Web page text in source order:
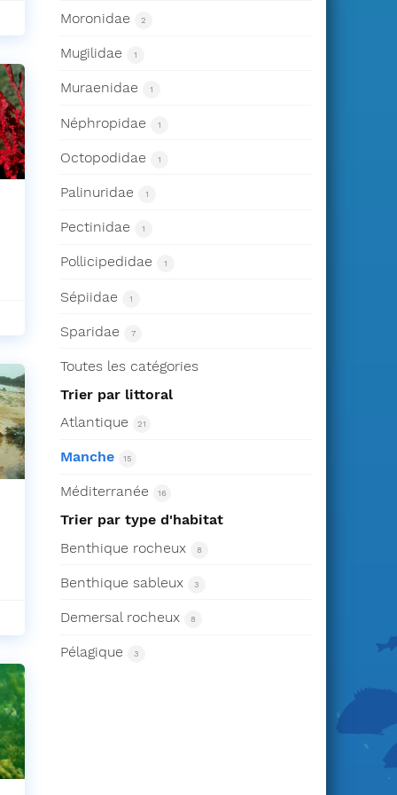
Moronidae 2
Mugilidae 1
Muraenidae 1
Néphropidae 1
Octopodidae 1
Palinuridae 1
Pectinidae 1
Pollicipedidae 1
Sépiidae 1
Sparidae 7
Toutes les catégories
Trier par littoral
Atlantique
21
Manche 15
Méditerranée 16
Trier par type d'habitat
Benthique rocheux
8
Benthique sableux 3
Demersal rocheux 8
Pélagique 3